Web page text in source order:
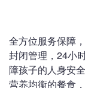
全方位服务保障
封闭管理，24小
障孩子的人身安
营养均衡的餐食